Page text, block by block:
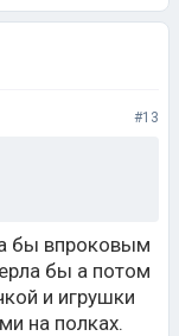
#13
бы впроковым
бы а потом
и игрушки
на полках.